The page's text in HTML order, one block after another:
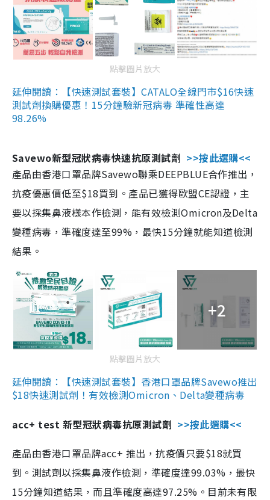
點擊圖片放大
延伸閱讀：【快速測試套裝】CATALO全線門市$16快速
測試劑換購優惠！15分鐘驗新冠病毒 準確性高達
98.26%
Savewo新型冠狀病毒快速抗原測試劑 >>按此選購<<
產品由香港口罩品牌Savewo聯乘DEEPBLUE合作推出，
抗疫優惠價低至$18買到。產品已獲得歐盟CE認證，主
要以採集鼻液樣本作檢測，能有效檢測Omicron及Delta
變種病毒，準確度達至99%，最快15分鐘就能知道檢測
結果。
+2
點擊圖片放大
延伸閱讀：【快速測試套裝】香港口罩品牌Savewo推出
$18快速測試劑！有效檢測Omicron、Delta變種病毒
acc+ test 新型冠狀病毒抗原測試劑 >>按此選購<<
產品由香港口罩品牌acc+ 推出，抗疫價只要$18就買
到。測試劑以採集鼻液作檢測，準確度達99.03%，最快
15分鐘知道結果，而且準確度高達97.25%。目前未有限